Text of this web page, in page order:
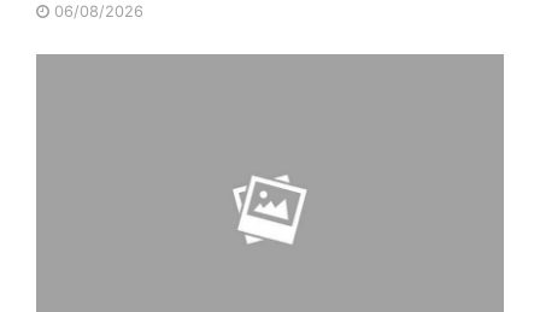
06/08/2026